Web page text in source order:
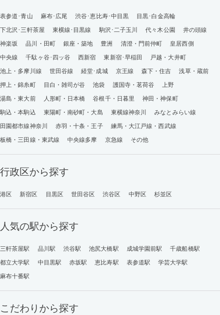
表参道･青山 麻布･広尾 渋谷･恵比寿･中目黒
目黒･白金高輪
下北沢･三軒茶屋
東横線･目黒線 駒沢･二子玉川 代々木公園
井の頭線
神楽坂
品川・田町 銀座・築地 豊洲 清澄・門前仲町
皇居西側
中央線
千駄ヶ谷･四ッ谷 西新宿 東新宿･早稲田
戸越・大井町
池上・多摩川線
世田谷線 経堂･成城 京王線 森下・住吉
浅草・蔵前
押上・錦糸町
目白・雑司が谷 池袋 護国寺・茗荷谷
上野
湯島・東大前
人形町・日本橋 谷根千・日暮里
神田・神保町
駒込・本駒込
東陽町・南砂町・大島 東横線神奈川
みなとみらい線
田園都市線神奈川
赤羽・十条・王子
練馬・大江戸線・西武線
板橋・三田線・東武線
中央線多摩 京急線 その他
行政区から探す
港区 新宿区 目黒区 世田谷区 渋谷区 中野区 杉並区
人気の駅から探す
三軒茶屋駅 品川駅 渋谷駅 池尻大橋駅 成城学園前駅
千歳船橋駅
都立大学駅
中目黒駅 赤坂駅 恵比寿駅 表参道駅
学芸大学駅
麻布十番駅
こだわりから探す